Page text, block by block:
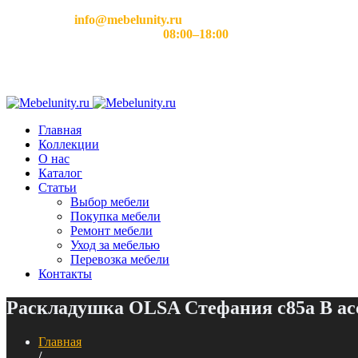
info@mebelunity.ru
08:00–18:00
Главная
Коллекции
О нас
Каталог
Статьи
Выбор мебели
Покупка мебели
Ремонт мебели
Уход за мебелью
Перевозка мебели
Контакты
Раскладушка OLSA Стефания с85а В
Главная